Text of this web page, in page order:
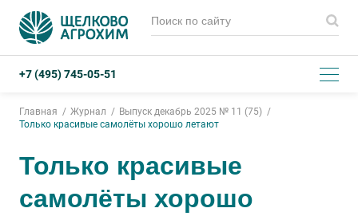
+7 (495) 745-05-51
Главная Журнал
Выпуск декабрь 2025 № 11 (75)
Только красивые самолёты хорошо летают
Только красивые
самолёты хорошо